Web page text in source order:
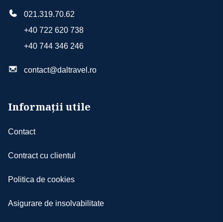
021.319.70.62
+40 722 620 738
+40 744 346 246
contact@daltravel.ro
Informații utile
Contact
Contract cu clientul
Politica de cookies
Asigurare de insolvabilitate